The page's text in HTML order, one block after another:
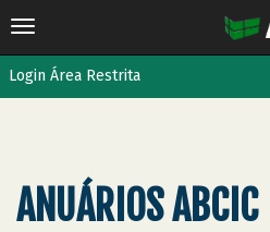
Login Área Restrita
ANUÁRIOS ABCIC